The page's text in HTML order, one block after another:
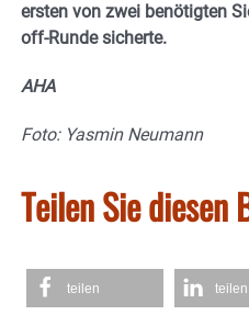
ersten von zwei benötigten
off-Runde sicherte.
AHA
Foto: Yasmin Neumann
Teilen Sie diesen
teilen teilen